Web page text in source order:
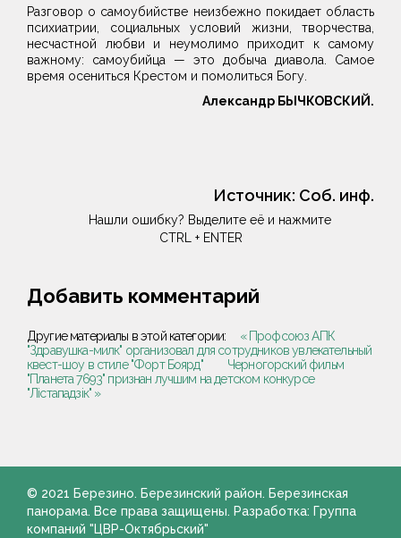
Разговор о самоубийстве неизбежно покидает область
психиатрии, социальных условий жизни, творчества,
несчастной любви и неумолимо приходит к самому
важному: самоубийца — это добыча диавола. Самое
время осениться Крестом и помолиться Богу.
Александр БЫЧКОВСКИЙ.
Источник: Соб. инф.
Нашли ошибку? Выделите её и нажмите
CTRL + ENTER
Добавить комментарий
Другие материалы в этой категории:
« Профсоюз АПК
"Здравушка-милк" организовал для сотрудников увлекательный
квест-шоу в стиле "Форт Боярд"
Черногорский фильм
"Планета 7693" признан лучшим на детском конкурсе
"Лістападзік" »
© 2021 Березино. Березинский район. Березинская
панорама. Все права защищены. Разработка: Группа
компаний "ЦВР-Октябрьский"